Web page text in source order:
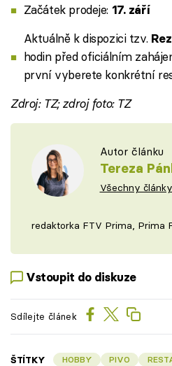
Začátek prodeje: 17. září
Aktuálně k dispozici tzv.
hodin před oficiálním
první vyberete konkrétní
Zdroj: TZ; zdroj foto: TZ
Autor článku
Tereza
Všechny
redaktorka FTV Prima, Prima
Vstoupit do diskuze
Sdílejte článek
ŠTÍTKY HOBBY PIVO